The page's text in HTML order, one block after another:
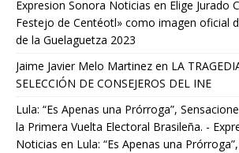
Expresion Sonora Noticias en Elige Jurado
Festejo de Centéotl» como imagen oficial
de la Guelaguetza 2023
Jaime Javier Melo Martinez en LA
SELECCIÓN DE CONSEJEROS DEL INE
Lula: “Es Apenas una Prórroga”,
la Primera Vuelta Electoral Brasileña. -
Noticias en Lula: “Es Apenas una